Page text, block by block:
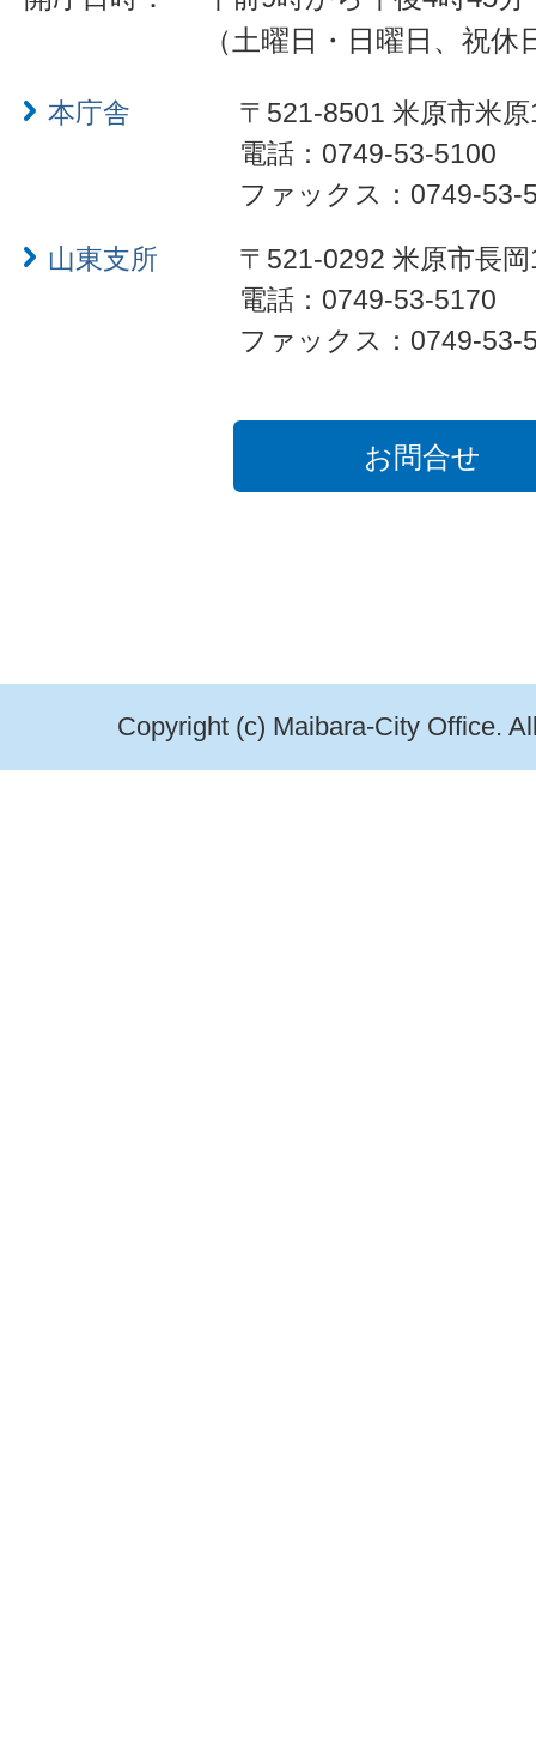
（土曜日・日曜日、祝
本庁舎
〒521-8501 米原市米
電話：0749-53-5100
ファックス：0749-53-
山東支所
〒521-0292 米原市長
電話：0749-53-5170
ファックス：0749-53-
お問合せ
Copyright (c) Maibara-City Office.